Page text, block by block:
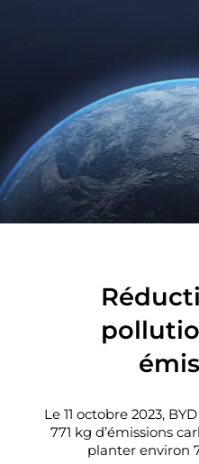
Le 11 octobre 2023,
771 kg d’émissions
planter environ